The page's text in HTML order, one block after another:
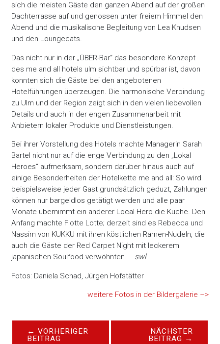
sich die meisten Gäste den ganzen Abend auf der großen
Dachterrasse auf und genossen unter freiem Himmel den
Abend und die musikalische Begleitung von Lea Knudsen
und den Loungecats.
Das nicht nur in der „ÜBER-Bar“ das besondere Konzept
des me and all hotels ulm sichtbar und spürbar ist, davon
konnten sich die Gäste bei den angebotenen
Hotelführungen überzeugen. Die harmonische Verbindung
zu Ulm und der Region zeigt sich in den vielen liebevollen
Details und auch in der engen Zusammenarbeit mit
Anbietern lokaler Produkte und Dienstleistungen.
Bei ihrer Vorstellung des Hotels machte Managerin Sarah
Bartel nicht nur auf die enge Verbindung zu den „Lokal
Heroes“ aufmerksam, sondern darüber hinaus auch auf
einige Besonderheiten der Hotelkette me and all: So wird
beispielsweise jeder Gast grundsätzlich geduzt, Zahlungen
können nur bargeldlos getätigt werden und alle paar
Monate übernimmt ein anderer Local Hero die Küche. Den
Anfang machte Flotte Lotte; derzeit sind es Rebecca und
Nassim von KUKKU mit ihren köstlichen Ramen-Nudeln, die
auch die Gäste der Red Carpet Night mit leckerem
japanischen Soulfood verwöhnten.
swl
Fotos: Daniela Schad, Jürgen Hofstätter
weitere Fotos in der Bildergalerie –>
← VORHERIGER
BEITRAG
NÄCHSTER
BEITRAG →